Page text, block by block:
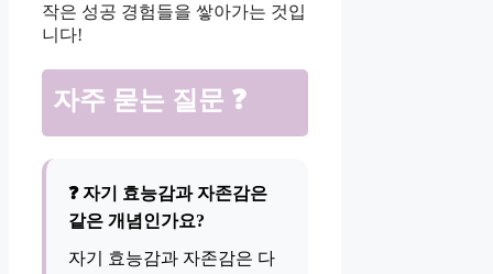
작은 성공 경험들을 쌓아가는 것입
니다!
자주 묻는 질문 ❓
❓ 자기 효능감과 자존감은
같은 개념인가요?
자기 효능감과 자존감은 다